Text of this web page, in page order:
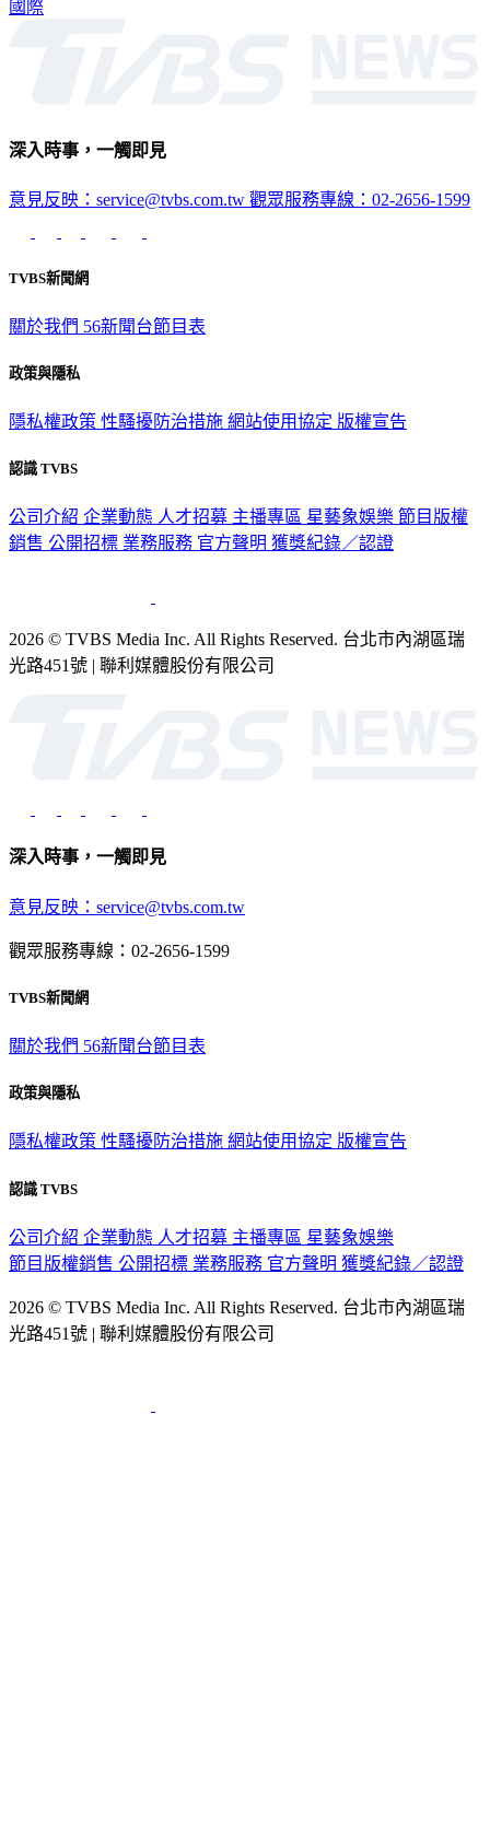
國際
深入時事，一觸即見
意見反映：service@tvbs.com.tw 觀眾服務專線：02-2656-1599
TVBS新聞網
關於我們 56新聞台節目表
政策與隱私
隱私權政策 性騷擾防治措施 網站使用協定 版權宣告
認識 TVBS
公司介紹 企業動態 人才招募 主播專區 星藝象娛樂 節目版權
銷售 公開招標 業務服務 官方聲明 獲獎紀錄／認證
2026 © TVBS Media Inc. All Rights Reserved. 台北市內湖區瑞
光路451號 | 聯利媒體股份有限公司
深入時事，一觸即見
意見反映：service@tvbs.com.tw
觀眾服務專線：02-2656-1599
TVBS新聞網
關於我們 56新聞台節目表
政策與隱私
隱私權政策 性騷擾防治措施 網站使用協定 版權宣告
認識 TVBS
公司介紹 企業動態 人才招募 主播專區 星藝象娛樂
節目版權銷售 公開招標 業務服務 官方聲明 獲獎紀錄／認證
2026 © TVBS Media Inc. All Rights Reserved. 台北市內湖區瑞
光路451號 | 聯利媒體股份有限公司